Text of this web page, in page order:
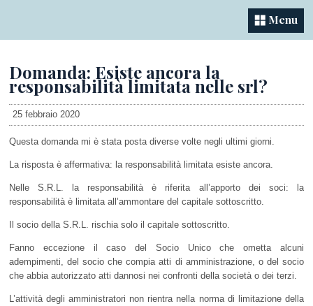
Menu
Domanda: Esiste ancora la
responsabilità limitata nelle srl?
25 febbraio 2020
Questa domanda mi è stata posta diverse volte negli ultimi giorni.
La risposta è affermativa: la responsabilità limitata esiste ancora.
Nelle S.R.L. la responsabilità è riferita all’apporto dei soci: la
responsabilità è limitata all’ammontare del capitale sottoscritto.
Il socio della S.R.L. rischia solo il capitale sottoscritto.
Fanno eccezione il caso del Socio Unico che ometta alcuni
adempimenti, del socio che compia atti di amministrazione, o del socio
che abbia autorizzato atti dannosi nei confronti della società o dei terzi.
L’attività degli amministratori non rientra nella norma di limitazione della